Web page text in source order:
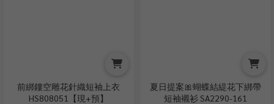
前綁鏤空雕花針織短袖上衣
HS808051【現+預】
夏日提案🎀蝴蝶結緹花下綁帶
短袖襯衫 SA2290-161